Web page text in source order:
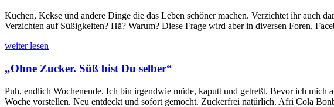
Kuchen, Kekse und andere Dinge die das Leben schöner machen. Verzichtet ihr auch
Verzichten auf Süßigkeiten? Hä? Warum? Diese Frage wird aber in diversen Foren,
weiter lesen
„Ohne Zucker. Süß bist Du selber“
Puh, endlich Wochenende. Ich bin irgendwie müde, kaputt und getreßt. Bevor ich
Woche vorstellen. Neu entdeckt und sofort gemocht. Zuckerfrei natürlich. Afri Cola